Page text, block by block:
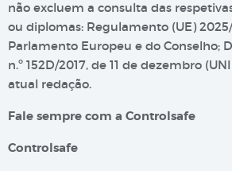
não excluem a consulta das
ou diplomas: Regulamento (UE)
Parlamento Europeu e do Conselho;
n.º 152D/2017, de 11 de dezembro
atual redação.
Fale sempre com a Controlsafe
Controlsafe